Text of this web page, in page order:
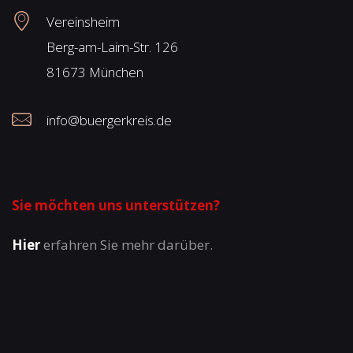
Vereinsheim
Berg-am-Laim-Str. 126
81673 München
info@buergerkreis.de
Sie möchten uns unterstützen?
Hiererfahren Sie mehr darüber.